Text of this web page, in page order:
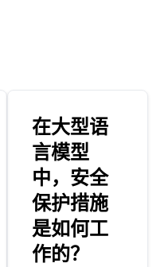
在大型语
言模型
中，安全
保护措施
是如何工
作的？